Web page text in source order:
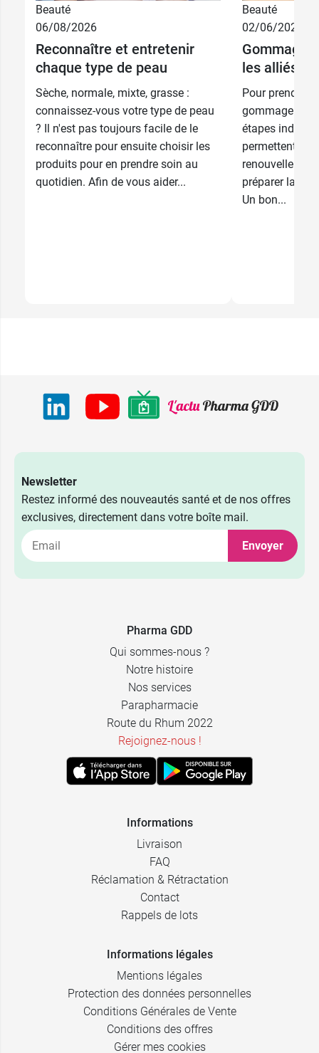
Beauté
06/08/2026
Reconnaître et entretenir
chaque type de peau
Sèche, normale, mixte, grasse :
connaissez-vous votre type de peau
? Il n'est pas toujours facile de le
reconnaître pour ensuite choisir les
produits pour en prendre soin au
quotidien. Afin de vous aider...
Beauté
02/06/2026
Gommage
les alliés
Pour prendre
gommage et
étapes
permettent
préparer la
Un bon...
Newsletter
Restez informé des nouveautés santé et de nos offres
exclusives, directement dans votre boîte mail.
Envoyer
Pharma GDD
Qui sommes-nous ?
Notre histoire
Nos services
Parapharmacie
Route du Rhum 2022
Rejoignez-nous !
Informations
Livraison
FAQ
Réclamation & Rétractation
Contact
Rappels de lots
Informations légales
Mentions légales
Protection des données personnelles
Conditions Générales de Vente
Conditions des offres
Gérer mes cookies